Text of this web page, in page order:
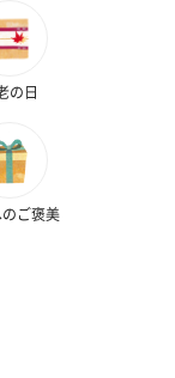
ズ
レモ
の日
ご褒美